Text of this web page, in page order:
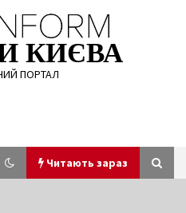
КИЄВА
ПОРТАЛ
Читають зараз